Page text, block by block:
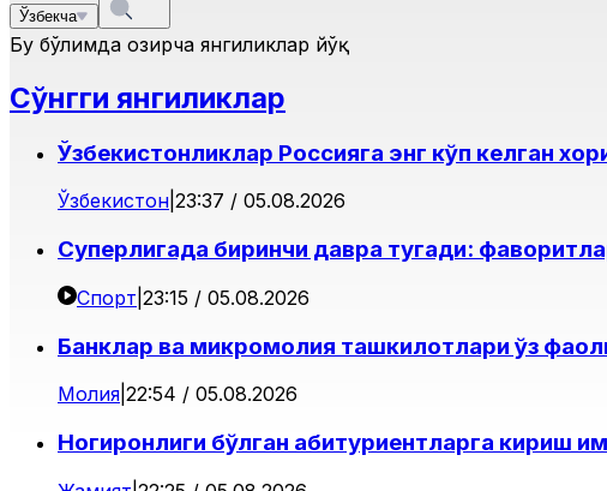
Ўзбекча
Бу бўлимда ҳозирча янгиликлар йўқ
Сўнгги янгиликлар
Ўзбекистонликлар Россияга энг кўп келган
Ўзбекистон 23:37 / 05.08.2026
Суперлигада биринчи давра тугади:
Спорт 23:15 / 05.08.2026
Банклар ва микромолия ташкилотлари ўз
Молия 22:54 / 05.08.2026
Ногиронлиги бўлган абитуриентларга кириш